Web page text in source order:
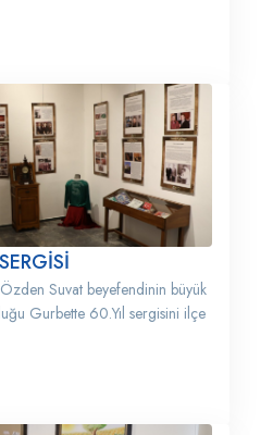
Suvat beyefendinin büyük
Gurbette 60.Yıl sergisini ilçe